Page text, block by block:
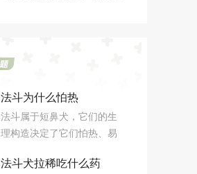
法斗为什么怕热
法斗属于短鼻犬，它们的生
理构造决定了它们怕热、易
较为短平，使得它们的呼吸
法斗犬拉稀吃什么药